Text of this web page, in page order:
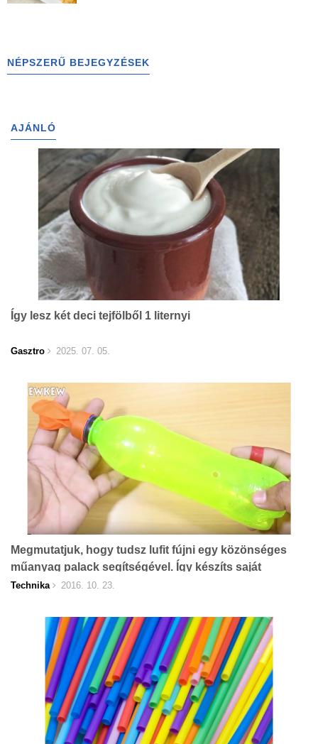
NÉPSZERŰ BEJEGYZÉSEK
AJÁNLÓ
Így lesz két deci tejfölből 1 liternyi
Gasztro 2025. 07. 05.
Megmutatjuk, hogy tudsz lufit fújni egy közönséges
műanyag palack segítségével. Így készíts saját
pumpát!
Technika 2016. 10. 23.